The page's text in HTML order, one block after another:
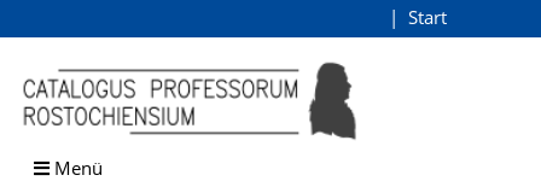
Browsen
direkt zum Inhalt
Start
Menü